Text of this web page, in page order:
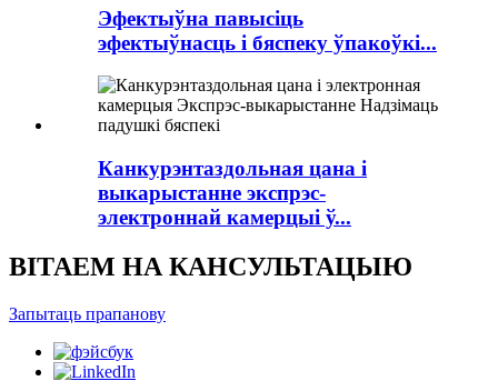
Эфектыўна павысіць
эфектыўнасць і бяспеку ўпакоўкі...
Канкурэнтаздольная цана і
выкарыстанне экспрэс-
электроннай камерцыі ў...
ВІТАЕМ НА КАНСУЛЬТАЦЫЮ
Запытаць прапанову